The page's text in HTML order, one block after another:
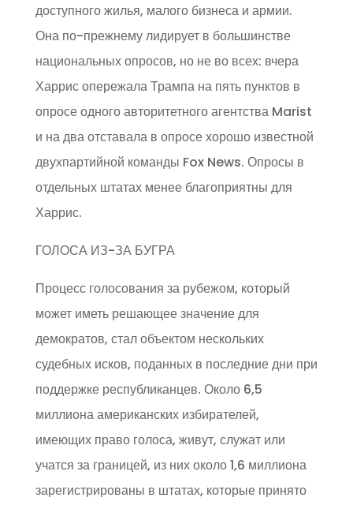
доступного жилья, малого бизнеса и армии.
Она по-прежнему лидирует в большинстве
национальных опросов, но не во всех: вчера
Харрис опережала Трампа на пять пунктов в
опросе одного авторитетного агентства Marist
и на два отставала в опросе хорошо известной
двухпартийной команды Fox News. Опросы в
отдельных штатах менее благоприятны для
Харрис.
ГОЛОСА ИЗ-ЗА БУГРА
Процесс голосования за рубежом, который
может иметь решающее значение для
демократов, стал объектом нескольких
судебных исков, поданных в последние дни при
поддержке республиканцев. Около 6,5
миллиона американских избирателей,
имеющих право голоса, живут, служат или
учатся за границей, из них около 1,6 миллиона
зарегистрированы в штатах, которые принято